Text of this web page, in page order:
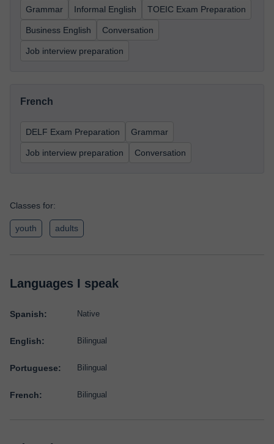
Grammar Informal English TOEIC Exam Preparation
Business English Conversation
Job interview preparation
French
DELF Exam Preparation Grammar
Job interview preparation Conversation
Classes for:
youth adults
Languages I speak
Spanish: Native
English: Bilingual
Portuguese: Bilingual
French: Bilingual